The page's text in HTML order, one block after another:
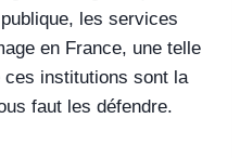
les services
en France, une telle
ces institutions sont la
faut les défendre.